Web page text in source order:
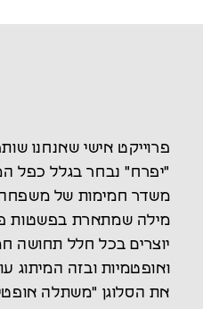
פרוייקט אישי שאנחנו
"יפרח" נבחר בגלל כפל
משדר חמימות של משפחה
מילה שמתארת בפשטות
יוצרים בכל חלל תחושה
ואופטמיות ובזה המיתוג
את הסלוגן "משתלה